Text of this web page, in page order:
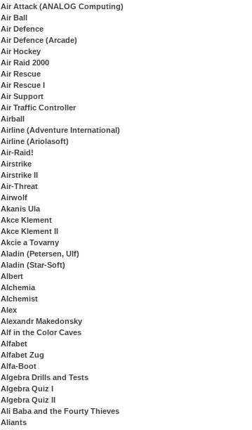
Air Attack (ANALOG Computing)
Air Ball
Air Defence
Air Defence (Arcade)
Air Hockey
Air Raid 2000
Air Rescue
Air Rescue I
Air Support
Air Traffic Controller
Airball
Airline (Adventure International)
Airline (Ariolasoft)
Air-Raid!
Airstrike
Airstrike II
Air-Threat
Airwolf
Akanis Ula
Akce Klement
Akce Klement II
Akcie a Tovarny
Aladin (Petersen, Ulf)
Aladin (Star-Soft)
Albert
Alchemia
Alchemist
Alex
Alexandr Makedonsky
Alf in the Color Caves
Alfabet
Alfabet Zug
Alfa-Boot
Algebra Drills and Tests
Algebra Quiz I
Algebra Quiz II
Ali Baba and the Fourty Thieves
Aliants